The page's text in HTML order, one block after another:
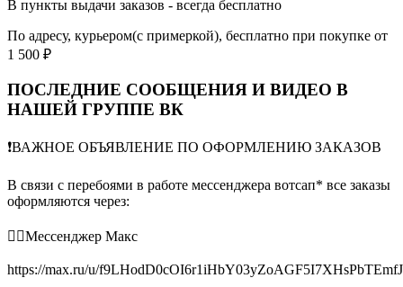
В пункты выдачи заказов - всегда бесплатно
По адресу, курьером(с примеркой), бесплатно при покупке от
1 500 ₽
ПОСЛЕДНИЕ СООБЩЕНИЯ И ВИДЕО В
НАШЕЙ ГРУППЕ ВК
❗️ВАЖНОЕ ОБЪЯВЛЕНИЕ ПО ОФОРМЛЕНИЮ ЗАКАЗОВ
В связи с перебоями в работе мессенджера вотсап* все заказы
оформляются через:
👉🏻Мессенджер Макс
https://max.ru/u/